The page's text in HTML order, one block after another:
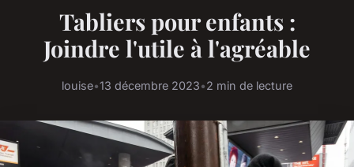
Tabliers pour enfants :
Joindre l'utile à l'agréable
louise•13 décembre 2023•2 min de lecture